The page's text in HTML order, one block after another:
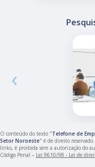
‹
O conteúdo do texto "Telefone de
Setor Noroeste" é de direito
links, é proibida sem a autorização do
Código Penal – Lei 9610/98 - Lei de